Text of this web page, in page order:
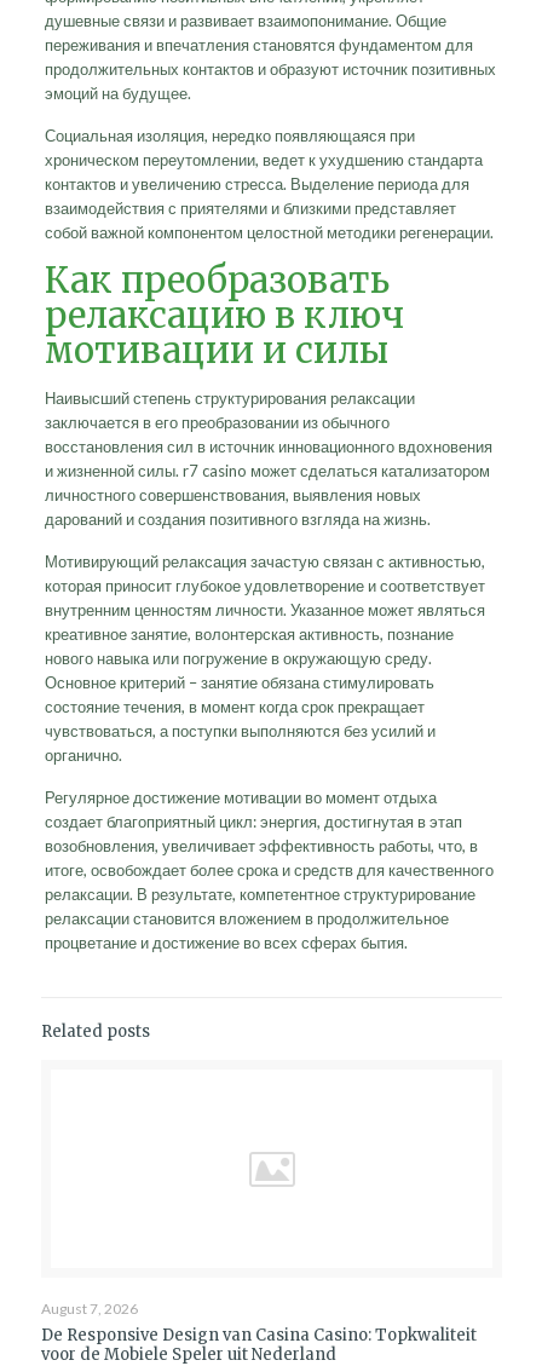
душевные связи и развивает взаимопонимание. Общие
переживания и впечатления становятся фундаментом для
продолжительных контактов и образуют источник позитивных
эмоций на будущее.
Социальная изоляция, нередко появляющаяся при
хроническом переутомлении, ведет к ухудшению стандарта
контактов и увеличению стресса. Выделение периода для
взаимодействия с приятелями и близкими представляет
собой важной компонентом целостной методики регенерации.
Как преобразовать
релаксацию в ключ
мотивации и силы
Наивысший степень структурирования релаксации
заключается в его преобразовании из обычного
восстановления сил в источник инновационного вдохновения
и жизненной силы. r7 casino может сделаться катализатором
личностного совершенствования, выявления новых
дарований и создания позитивного взгляда на жизнь.
Мотивирующий релаксация зачастую связан с активностью,
которая приносит глубокое удовлетворение и соответствует
внутренним ценностям личности. Указанное может являться
креативное занятие, волонтерская активность, познание
нового навыка или погружение в окружающую среду.
Основное критерий – занятие обязана стимулировать
состояние течения, в момент когда срок прекращает
чувствоваться, а поступки выполняются без усилий и
органично.
Регулярное достижение мотивации во момент отдыха
создает благоприятный цикл: энергия, достигнутая в этап
возобновления, увеличивает эффективность работы, что, в
итоге, освобождает более срока и средств для качественного
релаксации. В результате, компетентное структурирование
релаксации становится вложением в продолжительное
процветание и достижение во всех сферах бытия.
Related posts
August 7, 2026
De Responsive Design van Casina Casino: Topkwaliteit
voor de Mobiele Speler uit Nederland